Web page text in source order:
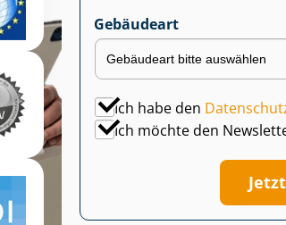
Gebäudeart
Ich habe den
Ich möchte den